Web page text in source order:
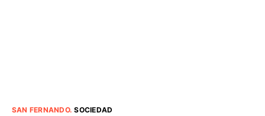
SAN FERNANDO.SOCIEDAD